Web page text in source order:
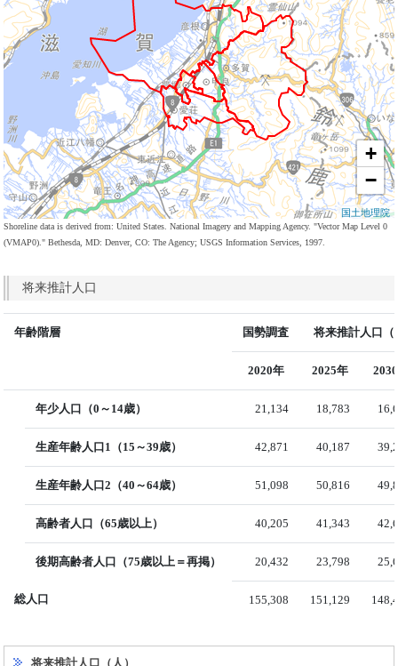
+
−
国土地理院
Shoreline data is derived from: United States. National Imagery and Mapping Agency. "Vector Map Level 0
(VMAP0)." Bethesda, MD: Denver, CO: The Agency; USGS Information Services, 1997.
将来推計人口
年齢階層 国勢調査 将来推計人口（
2020年 2025年
年少人口（0～14歳） 21,134 18,783
生産年齢人口1（15～39歳） 42,871 40,187
生産年齢人口2（40～64歳） 51,098 50,816
高齢者人口（65歳以上） 40,205 41,343
後期高齢者人口（75歳以上＝再掲） 20,432 23,798
総人口 155,308 151,129
将来推計人口（人）